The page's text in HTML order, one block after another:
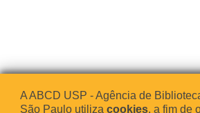
A ABCD USP - Agência de
São Paulo utiliza cookies, a fim de